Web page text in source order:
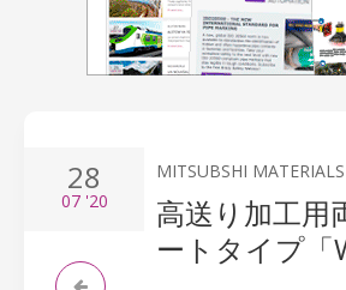
28
07'20
MITSUBSHI
高送り加工用
ートタイプ「